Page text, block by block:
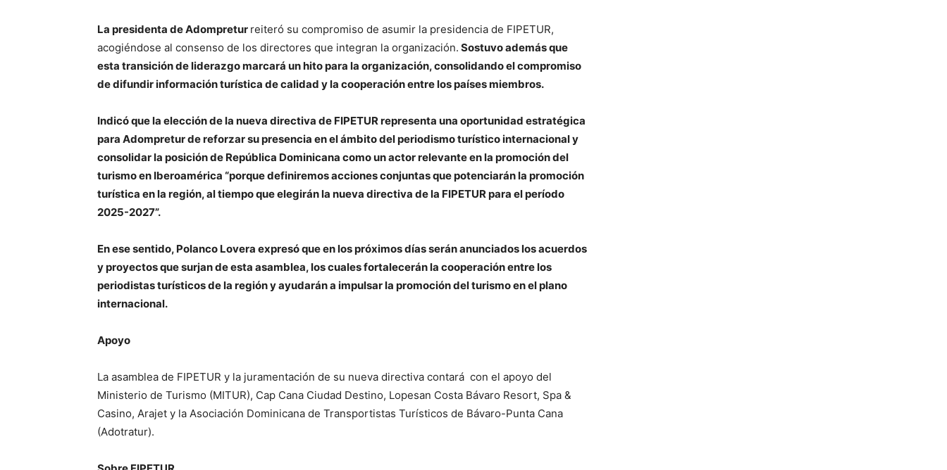
La presidenta de Adompretur reiteró su compromiso de asumir la presidencia de FIPETUR,
acogiéndose al consenso de los directores que integran la organización. Sostuvo además que
esta transición de liderazgo marcará un hito para la organización, consolidando el compromiso
de difundir información turística de calidad y la cooperación entre los países miembros.
Indicó que la elección de la nueva directiva de FIPETUR representa una oportunidad estratégica
para Adompretur de reforzar su presencia en el ámbito del periodismo turístico internacional y
consolidar la posición de República Dominicana como un actor relevante en la promoción del
turismo en Iberoamérica “porque definiremos acciones conjuntas que potenciarán la promoción
turística en la región, al tiempo que elegirán la nueva directiva de la FIPETUR para el período
2025-2027”.
En ese sentido, Polanco Lovera expresó que en los próximos días serán anunciados los acuerdos
y proyectos que surjan de esta asamblea, los cuales fortalecerán la cooperación entre los
periodistas turísticos de la región y ayudarán a impulsar la promoción del turismo en el plano
internacional.
Apoyo
La asamblea de FIPETUR y la juramentación de su nueva directiva contará con el apoyo del
Ministerio de Turismo (MITUR), Cap Cana Ciudad Destino, Lopesan Costa Bávaro Resort, Spa &
Casino, Arajet y la Asociación Dominicana de Transportistas Turísticos de Bávaro-Punta Cana
(Adotratur).